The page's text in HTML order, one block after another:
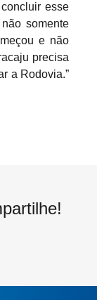
esse
somente
e não
precisa
a Rodovia.”